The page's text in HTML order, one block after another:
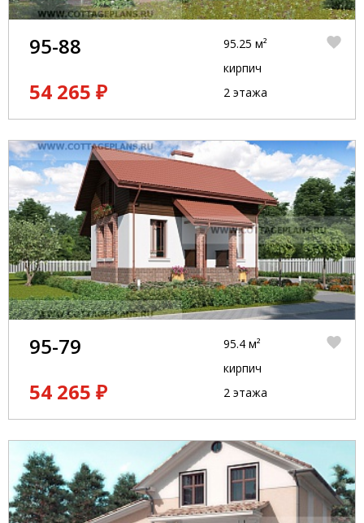
95-88
54 265 ₽
95.25 м²
кирпич
2 этажа
95-79
54 265 ₽
95.4 м²
кирпич
2 этажа